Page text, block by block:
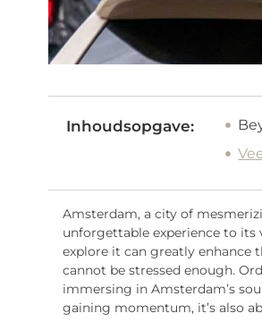
Inhoudsopgave:
Amsterdam, a city of
unforgettable experience to its
explore it can greatly enhance
cannot be stressed enough.
immersing in Amsterdam’s
gaining momentum, it’s also